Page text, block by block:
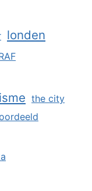
londen
the city